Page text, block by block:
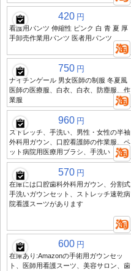
420 円
看護用パンツ 伸縮性 ピンク 白 青 夏 厚
手卸売作業用パンツ 医者用パンツ
750 円
ナイチンゲール 男女医師の制服 冬夏風
医師の医療服、白衣、白衣、防塵服、作
業服
960 円
ストレッチ、手洗い、男性・女性の半袖
外科用ガウン、口腔看護師の作業服、ペ
ット病院用医療用ブラシ、手洗い
570 円
在庫には口腔歯科外科用ガウン、分割式
手洗いガウンセット、ストレッチ速乾病
院看護スーツがあります
600 円
在庫あり:Amazonの手術用ガウンセッ
ト、医師用看護スーツ、美容サロン、歯